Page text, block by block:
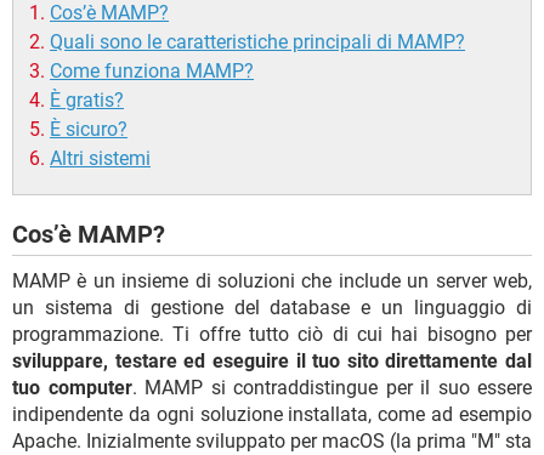
Cos’è MAMP?
Quali sono le caratteristiche principali di MAMP?
Come funziona MAMP?
È gratis?
È sicuro?
Altri sistemi
Cos’è MAMP?
MAMP è un insieme di soluzioni che include un server web,
un sistema di gestione del database e un linguaggio di
programmazione. Ti offre tutto ciò di cui hai bisogno per
sviluppare, testare ed eseguire il tuo sito direttamente dal
tuo computer. MAMP si contraddistingue per il suo essere
indipendente da ogni soluzione installata, come ad esempio
Apache. Inizialmente sviluppato per macOS (la prima "M" sta